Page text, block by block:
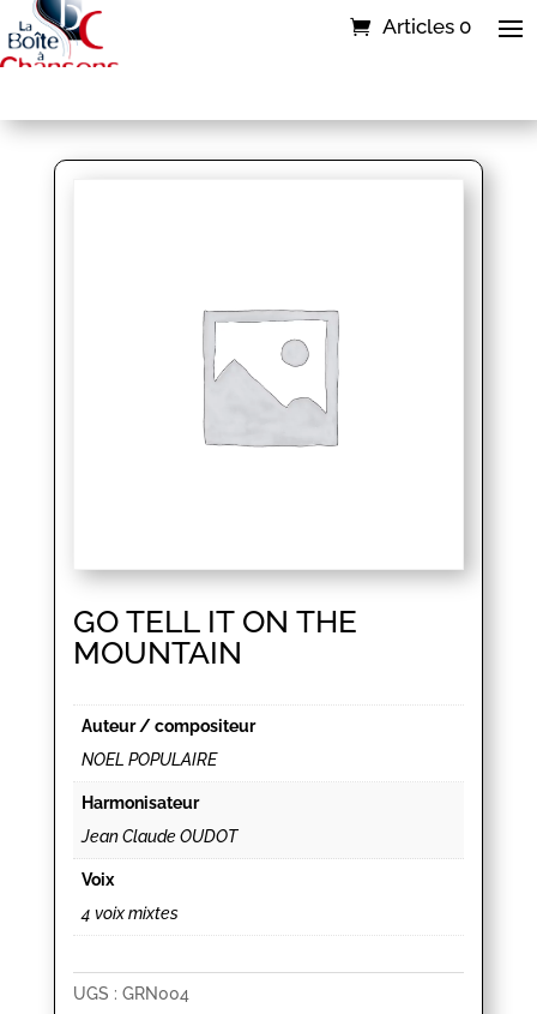
Articles 0
GO TELL IT ON THE
MOUNTAIN
Auteur / compositeur
NOEL POPULAIRE
Harmonisateur
Jean Claude OUDOT
Voix
4 voix mixtes
UGS : GRN004